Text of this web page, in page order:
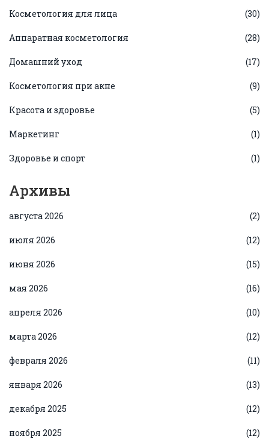
Косметология для лица (30)
Аппаратная косметология (28)
Домашний уход (17)
Косметология при акне (9)
Красота и здоровье (5)
Маркетинг (1)
Здоровье и спорт (1)
Архивы
августа 2026 (2)
июля 2026 (12)
июня 2026 (15)
мая 2026 (16)
апреля 2026 (10)
марта 2026 (12)
февраля 2026 (11)
января 2026 (13)
декабря 2025 (12)
ноября 2025 (12)